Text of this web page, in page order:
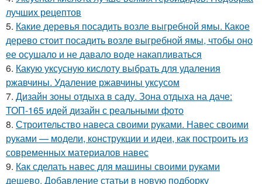
лучших рецептов
5. Какие деревья посадить возле выгребной ямы. Какое
дерево стоит посадить возле выгребной ямы, чтобы оно
ее осушало и не давало воде накапливаться
6. Какую уксусную кислоту выбрать для удаления
ржавчины. Удаление ржавчины уксусом
7. Дизайн зоны отдыха в саду. Зона отдыха на даче:
ТОП-165 идей дизайн с реальными фото
8. Строительство навеса своими руками. Навес своими
руками — модели, конструкции и идеи, как построить из
современных материалов навес
9. Как сделать навес для машины своими руками
дешево. Добавление статьи в новую подборку